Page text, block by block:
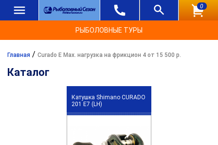
0
РЫБОЛОВНЫЕ ТУРЫ
Главная / Curado E Max. нагрузка на фрикцион 4 от 15 500 р.
Каталог
Катушка Shimano CURADO
201 E7 (LH)